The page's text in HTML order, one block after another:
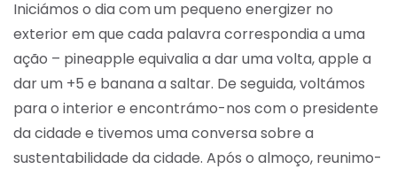
Iniciámos o dia com um pequeno energizer no
exterior em que cada palavra correspondia a uma
ação – pineapple equivalia a dar uma volta, apple a
dar um +5 e banana a saltar. De seguida, voltámos
para o interior e encontrámo-nos com o presidente
da cidade e tivemos uma conversa sobre a
sustentabilidade da cidade. Após o almoço, reunimo-